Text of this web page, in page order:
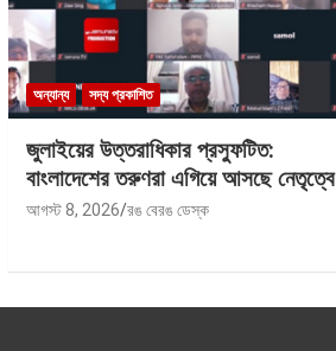
অন্যান্য সদ্য প্রকাশিত
জুলাইয়ের উত্তরাধিকার প্রস্ফুটিত:
বাংলাদেশের তরুণরা এগিয়ে আসছে নেতৃত্বে
আগস্ট 8, 2026 রঙ বেরঙ ডেস্ক